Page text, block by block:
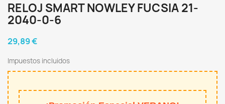
RELOJ SMART NOWLEY FUCSIA 21-
2040-0-6
29,89 €
Impuestos incluidos